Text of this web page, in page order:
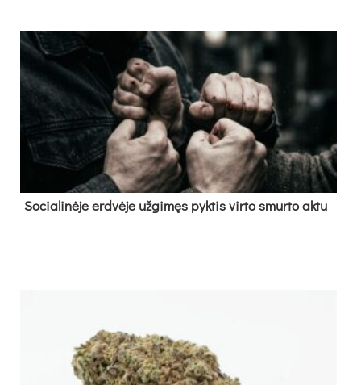
So­cia­li­nė­je erd­vė­je už­gi­męs pyk­tis vir­to smur­to ak­tu